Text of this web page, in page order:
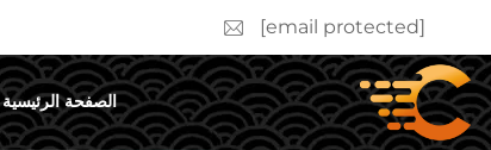
[email protected]
الصفحة الرئيسية